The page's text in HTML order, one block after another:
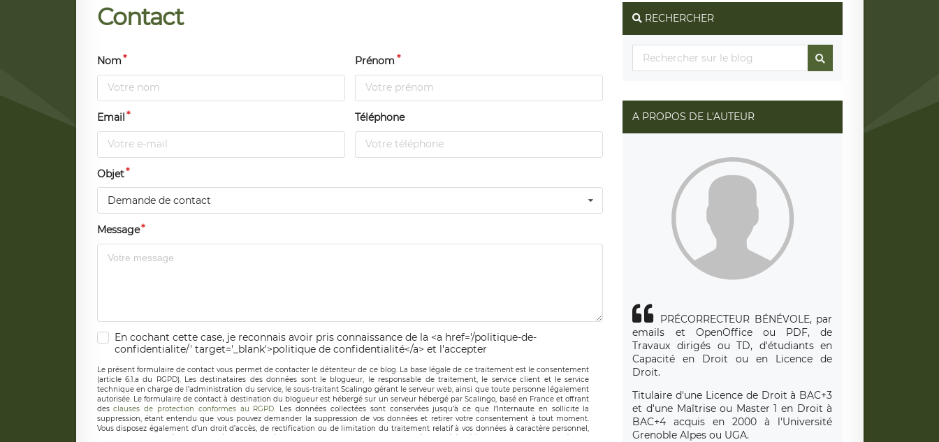
Contact
Nom Prénom
Email Téléphone
Objet
Demande de contact
Message
En cochant cette case, je reconnais avoir pris connaissance de la <a href='/politique-de-
confidentialite/' target='_blank'>politique de confidentialité</a> et l'accepter
Le présent formulaire de contact vous permet de contacter le détenteur de ce blog. La base légale de ce traitement est le consentement
(article 6.1.a du RGPD). Les destinataires des données sont le blogueur, le responsable de traitement, le service client et le service
technique en charge de l’administration du service, le sous-traitant Scalingo gérant le serveur web, ainsi que toute personne légalement
autorisée. Le formulaire de contact à destination du blogueur est hébergé sur un serveur hébergé par Scalingo, basé en France et offrant
desclauses de protection conformes au RGPD. Les données collectées sont conservées jusqu’à ce que l’Internaute en sollicite la
suppression, étant entendu que vous pouvez demander la suppression de vos données et retirer votre consentement à tout moment.
Vous disposez également d’un droit d’accès, de rectification ou de limitation du traitement relatif à vos données à caractère personnel,
RECHERCHER
A PROPOS DE L'AUTEUR
PRÉCORRECTEUR BÉNÉVOLE, par
emails et OpenOffice ou PDF, de
Travaux dirigés ou TD, d'étudiants en
Capacité en Droit ou en Licence de
Droit.
Titulaire d'une Licence de Droit à BAC+3
et d'une Maîtrise ou Master 1 en Droit à
BAC+4 acquis en 2000 à l'Université
Grenoble Alpes ou UGA.